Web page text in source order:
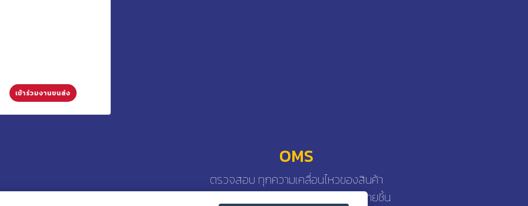
เข้าร่วมงานขนส่ง
OMS
ตรวจสอบ ทุกความเคลื่อนไหวของสินค้า
จองรถส่งสินค้าเหมาคัน และส่งสินค้ารายชิ้น